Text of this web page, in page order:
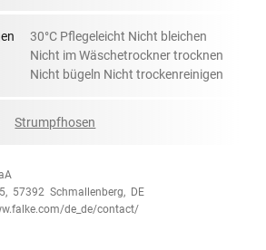
30°C Pflegeleicht Nicht bleichen
Nicht im Wäschetrockner trocknen
Nicht bügeln Nicht trockenreinigen
Strumpfhosen
57392 Schmallenberg, DE
de_de/contact/